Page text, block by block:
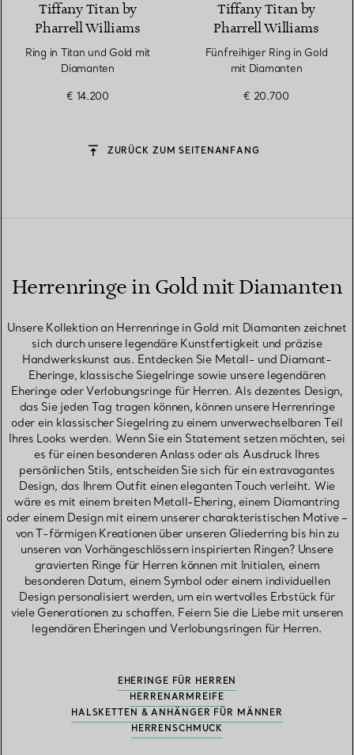
Tiffany Titan by
Pharrell Williams
Ring in Titan und Gold mit
Diamanten
€ 14.200
Tiffany Titan by
Pharrell Williams
Fünfreihiger Ring in Gold
mit Diamanten
€ 20.700
ZURÜCK ZUM SEITENANFANG
Herrenringe in Gold mit Diamanten
Unsere Kollektion an Herrenringe in Gold mit Diamanten zeichnet
sich durch unsere legendäre Kunstfertigkeit und präzise
Handwerkskunst aus. Entdecken Sie Metall- und Diamant-
Eheringe, klassische Siegelringe sowie unsere legendären
Eheringe oder Verlobungsringe für Herren. Als dezentes Design,
das Sie jeden Tag tragen können, können unsere Herrenringe
oder ein klassischer Siegelring zu einem unverwechselbaren Teil
Ihres Looks werden. Wenn Sie ein Statement setzen möchten, sei
es für einen besonderen Anlass oder als Ausdruck Ihres
persönlichen Stils, entscheiden Sie sich für ein extravagantes
Design, das Ihrem Outfit einen eleganten Touch verleiht. Wie
wäre es mit einem breiten Metall-Ehering, einem Diamantring
oder einem Design mit einem unserer charakteristischen Motive –
von T-förmigen Kreationen über unseren Gliederring bis hin zu
unseren von Vorhängeschlössern inspirierten Ringen? Unsere
gravierten Ringe für Herren können mit Initialen, einem
besonderen Datum, einem Symbol oder einem individuellen
Design personalisiert werden, um ein wertvolles Erbstück für
viele Generationen zu schaffen. Feiern Sie die Liebe mit unseren
legendären Eheringen und Verlobungsringen für Herren.
EHERINGE FÜR HERREN
HERRENARMREIFE
HALSKETTEN & ANHÄNGER FÜR MÄNNER
HERRENSCHMUCK